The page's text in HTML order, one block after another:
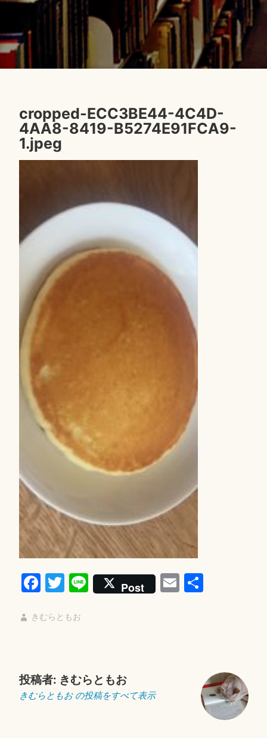
cropped-ECC3BE44-4C4D-
4AA8-8419-B5274E91FCA9-
1.jpeg
Fa
bo
T
tte
Li
ne
Post E 共
きむらともお
2
1
4
8
投稿者: きむらともお
きむらともお の投稿をすべて表示